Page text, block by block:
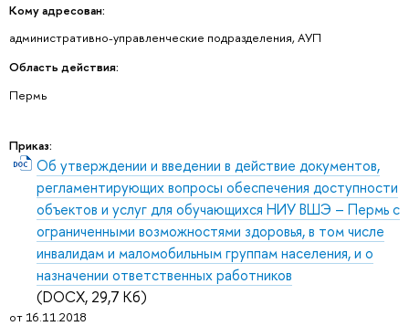
Кому адресован:
административно-управленческие подразделения, АУП
Область действия:
Пермь
Приказ:
Об утверждении и введении в действие документов,
регламентирующих вопросы обеспечения доступности
объектов и услуг для обучающихся НИУ ВШЭ – Пермь с
ограниченными возможностями здоровья, в том числе
инвалидам и маломобильным группам населения, и о
назначении ответственных работников
(DOCX, 29,7 Кб)
от 16.11.2018